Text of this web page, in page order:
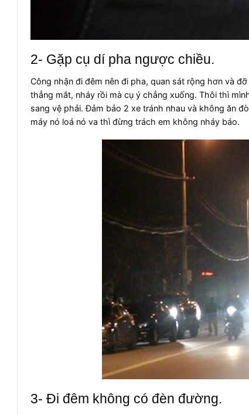
2- Gặp cụ dí pha ngược chiều.
Công nhận đi đêm nên đi pha, quan sát rộng hơn và
thẳng mắt, nháy rồi mà cụ ý chẳng xuống. Thôi thì
sang vệ phải. Đảm bảo 2 xe tránh nhau và không ăn
máy nó loá nó va thì đừng trách em không nháy báo.​
3- Đi đêm không có đèn đường.